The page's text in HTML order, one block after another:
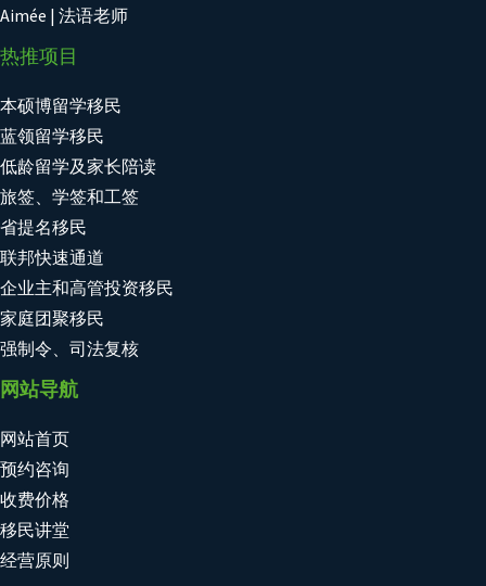
Aimée | 法语老师
热推项目
本硕博留学移民
蓝领留学移民
低龄留学及家长陪读
旅签、学签和工签
省提名移民
联邦快速通道
企业主和高管投资移民
家庭团聚移民
强制令、司法复核
网站导航
网站首页
预约咨询
收费价格
移民讲堂
经营原则